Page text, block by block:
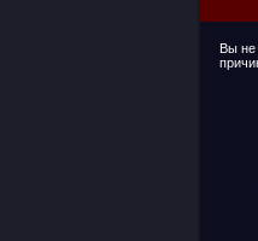
Вы не